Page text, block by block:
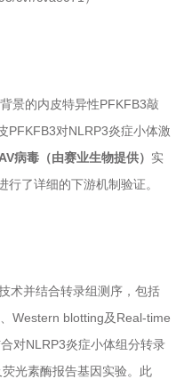
背景的内皮特异性PFKFB3敲
PFKFB3对NLRP3炎症小体激
病毒（由赛业生物提供） 实
了详细的下游机制验证。
术并结合转录组测序，包括
Western blotting及Real-time
对NLRP3炎症小体组分转录
光素酶报告基因实验。此